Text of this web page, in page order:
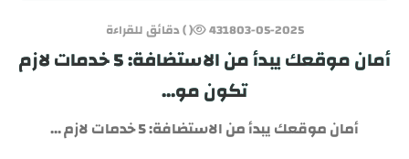
03-05-2025
4318 ( ) دقائق للقراءة
أمان موقعك يبدأ من الاستضافة: 5 خدمات لازم
تكون مو...
أمان موقعك يبدأ من الاستضافة: 5 خدمات لازم ...